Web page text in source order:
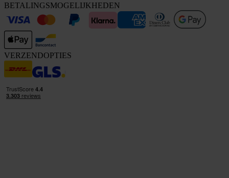
BETALINGSMOGELIJKHEDEN
VERZENDOPTIES